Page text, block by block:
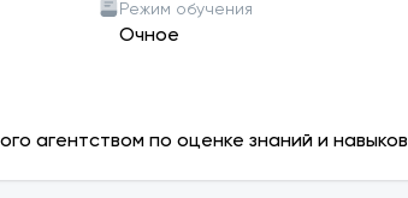
Режим обучения
Очное
агентством по оценке знаний и навыков